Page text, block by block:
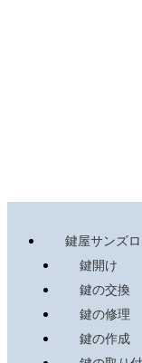
鍵屋サンズ
鍵開け
鍵の交換
鍵の修理
鍵の作成